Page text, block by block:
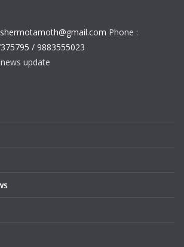
Phone :
/ 9883555023
update